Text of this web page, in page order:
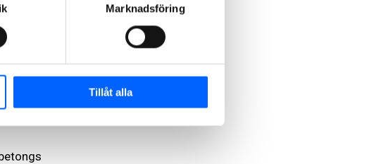
Marknadsföring
Tillåt alla
vid